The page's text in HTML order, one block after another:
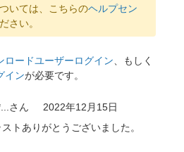
いては、こちらのヘルプセン
さい。
ロードユーザーログイン 、もしく
インが必要です。
さん
2022年12月15日
トありがとうございました。